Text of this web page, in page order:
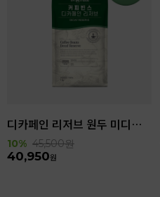
디카페인 리저브 원두 미디엄다크 로스팅 1kg
10% 45,500원
40,950원